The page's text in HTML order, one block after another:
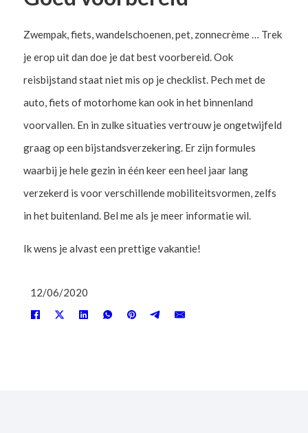
Zwempak, fiets, wandelschoenen, pet, zonnecrème … Trek
je erop uit dan doe je dat best voorbereid. Ook
reisbijstand staat niet mis op je checklist. Pech met de
auto, fiets of motorhome kan ook in het binnenland
voorvallen. En in zulke situaties vertrouw je ongetwijfeld
graag op een bijstandsverzekering. Er zijn formules
waarbij je hele gezin in één keer een heel jaar lang
verzekerd is voor verschillende mobiliteitsvormen, zelfs
in het buitenland. Bel me als je meer informatie wil.
Ik wens je alvast een prettige vakantie!
12/06/2020